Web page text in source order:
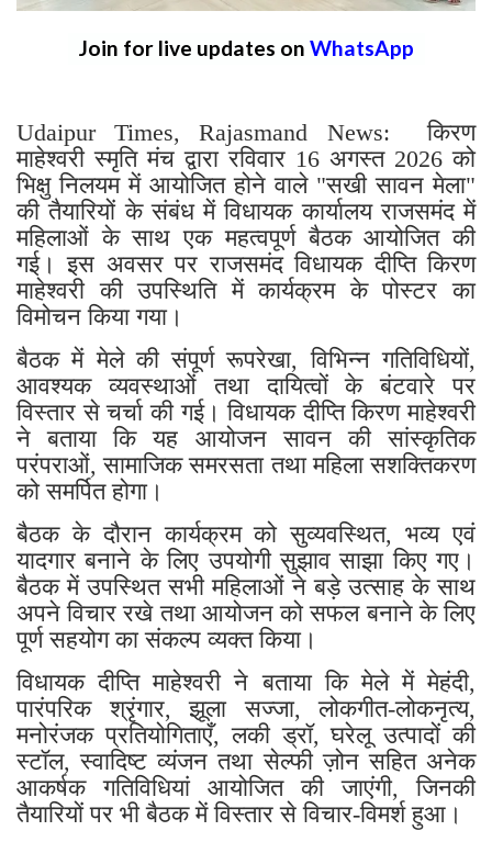
Join for live updates on WhatsApp
Udaipur Times, Rajasmand News: किरण
माहेश्वरी स्मृति मंच द्वारा रविवार 16 अगस्त 2026 को
भिक्षु निलयम में आयोजित होने वाले "सखी सावन मेला"
की तैयारियों के संबंध में विधायक कार्यालय राजसमंद में
महिलाओं के साथ एक महत्वपूर्ण बैठक आयोजित की
गई। इस अवसर पर राजसमंद विधायक दीप्ति किरण
माहेश्वरी की उपस्थिति में कार्यक्रम के पोस्टर का
विमोचन किया गया।
बैठक में मेले की संपूर्ण रूपरेखा, विभिन्न गतिविधियों,
आवश्यक व्यवस्थाओं तथा दायित्वों के बंटवारे पर
विस्तार से चर्चा की गई। विधायक दीप्ति किरण माहेश्वरी
ने बताया कि यह आयोजन सावन की सांस्कृतिक
परंपराओं, सामाजिक समरसता तथा महिला सशक्तिकरण
को समर्पित होगा।
बैठक के दौरान कार्यक्रम को सुव्यवस्थित, भव्य एवं
यादगार बनाने के लिए उपयोगी सुझाव साझा किए गए।
बैठक में उपस्थित सभी महिलाओं ने बड़े उत्साह के साथ
अपने विचार रखे तथा आयोजन को सफल बनाने के लिए
पूर्ण सहयोग का संकल्प व्यक्त किया।
विधायक दीप्ति माहेश्वरी ने बताया कि मेले में मेहंदी,
पारंपरिक श्रृंगार, झूला सज्जा, लोकगीत-लोकनृत्य,
मनोरंजक प्रतियोगिताएँ, लकी ड्रॉ, घरेलू उत्पादों की
स्टॉल, स्वादिष्ट व्यंजन तथा सेल्फी ज़ोन सहित अनेक
आकर्षक गतिविधियां आयोजित की जाएंगी, जिनकी
तैयारियों पर भी बैठक में विस्तार से विचार-विमर्श हुआ।